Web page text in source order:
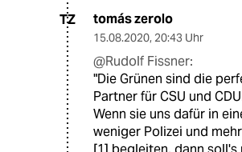
TZ tomás zerolo
15.08.2020, 20:43 Uhr
@Rudolf Fissner:
"Die Grünen sind die
Partner für CSU und
Wenn sie uns dafür in
weniger Polizei und